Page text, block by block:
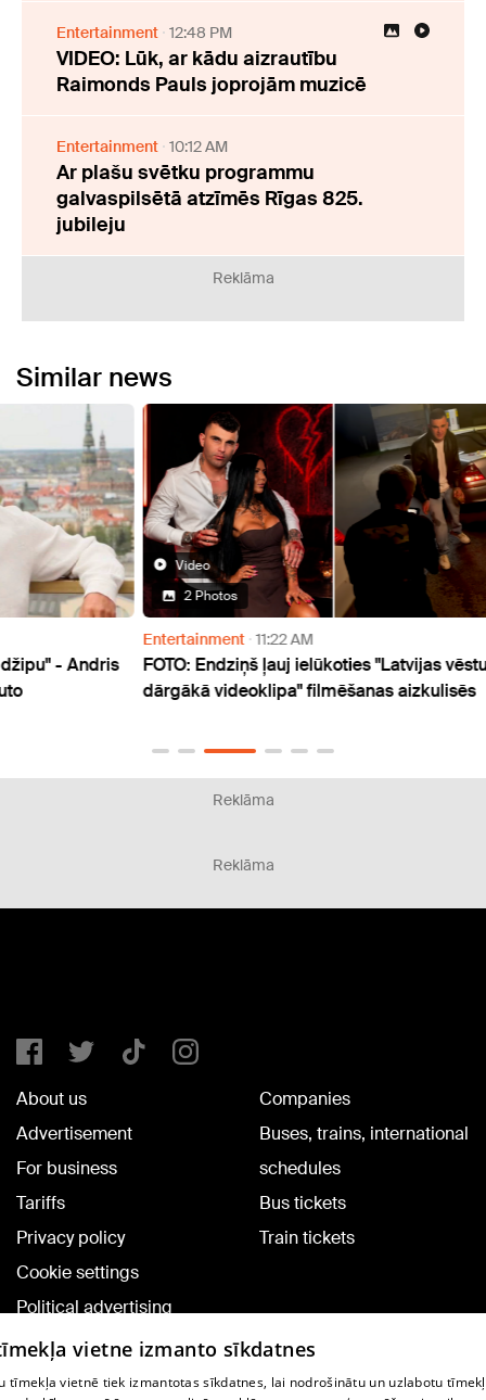
Entertainment 12:48 PM
VIDEO: Lūk, ar kādu aizrautību
Raimonds Pauls joprojām muzicē
Entertainment 10:12 AM
Ar plašu svētku programmu
galvaspilsētā atzīmēs Rīgas 825.
jubileju
Reklāma
Similar news
Video
2 Photos
Entertainment 11:22 AM
FOTO: Endziņš ļauj ielūkoties "Latvijas vēsturē
dārgākā videoklipa" filmēšanas aizkulisēs
Reklāma
Reklāma
About us
Advertisement
For business
Tariffs
Privacy policy
Cookie settings
Political advertising
Cookie policy
Commenting terms
Companies
Buses, trains, international
schedules
Bus tickets
Train tickets
vietne izmanto sīkdatnes
tīmekļa vietnē tiek izmantotas sīkdatnes, lai nodrošinātu un uzlabotu